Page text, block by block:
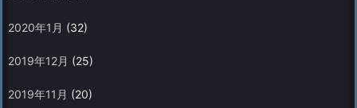
2020年1月 (32)
2019年12月 (25)
2019年11月 (20)